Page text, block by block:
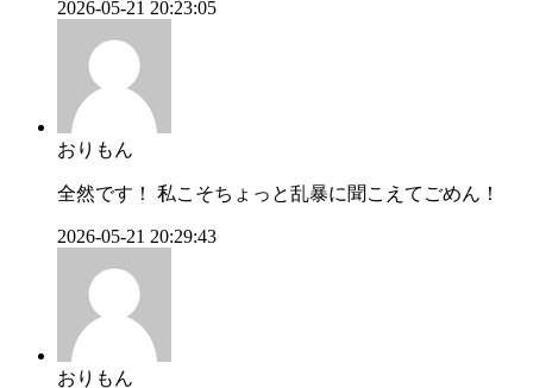
2026-05-21 20:23:05
おりもん
全然です！ 私こそちょっと乱暴に聞こえてごめん！
2026-05-21 20:29:43
おりもん